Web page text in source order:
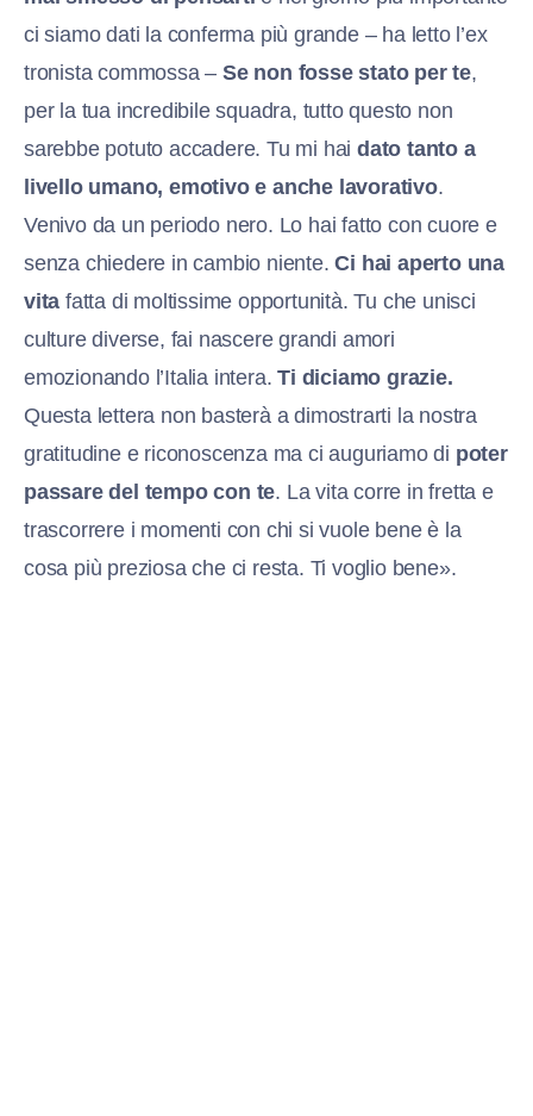
ci siamo dati la conferma più grande – ha letto l’ex
tronista commossa –Se non fosse stato per te,
per la tua incredibile squadra, tutto questo non
sarebbe potuto accadere. Tu mi haidato tanto a
livello umano, emotivo e anche lavorativo.
Venivo da un periodo nero. Lo hai fatto con cuore e
senza chiedere in cambio niente.Ci hai aperto una
vita fatta di moltissime opportunità. Tu che unisci
culture diverse, fai nascere grandi amori
emozionando l’Italia intera.Ti diciamo grazie.
Questa lettera non basterà a dimostrarti la nostra
gratitudine e riconoscenza ma ci auguriamo di poter
passare del tempo con te. La vita corre in fretta e
trascorrere i momenti con chi si vuole bene è la
cosa più preziosa che ci resta. Ti voglio bene».